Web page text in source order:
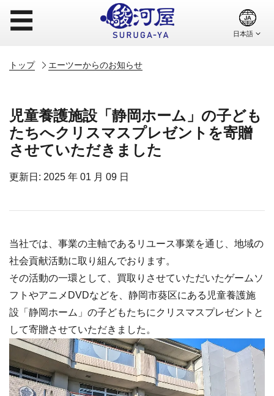
☰
トップ エーツーからのお知らせ
児童養護施設「静岡ホーム」の子ども
たちへクリスマスプレゼントを寄贈
させていただきました
更新日: 2025 年 01 月 09 日
当社では、事業の主軸であるリユース事業を通じ、地域の
社会貢献活動に取り組んでおります。
その活動の一環として、買取りさせていただいたゲームソ
フトやアニメDVDなどを、静岡市葵区にある児童養護施
設「静岡ホーム」の子どもたちにクリスマスプレゼントと
して寄贈させていただきました。